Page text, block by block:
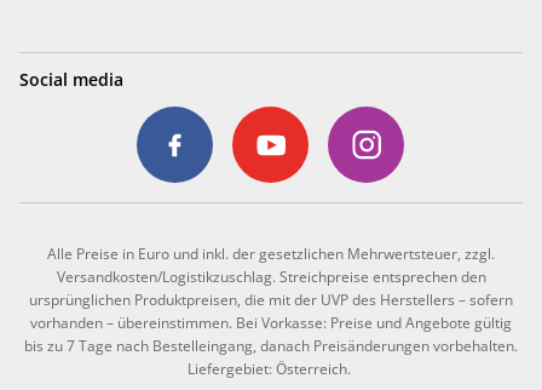
Social media
Alle Preise in Euro und inkl. der gesetzlichen Mehrwertsteuer, zzgl.
Versandkosten/Logistikzuschlag. Streichpreise entsprechen den
ursprünglichen Produktpreisen, die mit der UVP des Herstellers – sofern
vorhanden – übereinstimmen. Bei Vorkasse: Preise und Angebote gültig
bis zu 7 Tage nach Bestelleingang, danach Preisänderungen vorbehalten.
Liefergebiet: Österreich.